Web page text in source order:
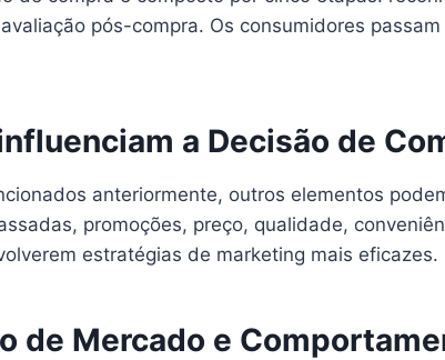
pós-compra. Os consumidores
a Decisão de
anteriormente, outros elementos
promoções, preço, qualidade,
estratégias de marketing mais eficazes.
de Mercado e